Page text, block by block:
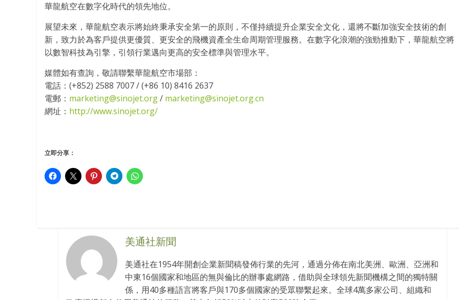
華龍航空在數字化時代的領先地位。
展望未來，華龍航空表示將始終秉承安全第一的原則，不僅持續提升企業安全文化，還將不斷加強安全技術的創
新，致力於為客戶提供更優質、更安全的飛機資產全生命周期管理服務。在數字化浪潮的強勁推動下，華龍航空將
以數智科技為引擎，引領行業邁向更高的安全標準與管理水平。
媒體如有查詢，敬請聯繫華龍航空市場部：
電話：(+852) 2588 7007 / (+86 10) 8416 2637
電郵： marketing@sinojet.org/ marketing@sinojet.org.cn
網址： http://www.sinojet.org/
立即分享：
美通社新聞
美通社在1954年開創企業新聞稿發佈行業的先河，通過分佈在南北美洲、歐洲、亞洲和
中東16個國家和地區的無與倫比的辦事處網路，借助與全球領先新聞機構之間的獨特關
係，用40多種語言將客戶與170多個國家的受眾聯繫起來。全球4萬多家公司、組織和